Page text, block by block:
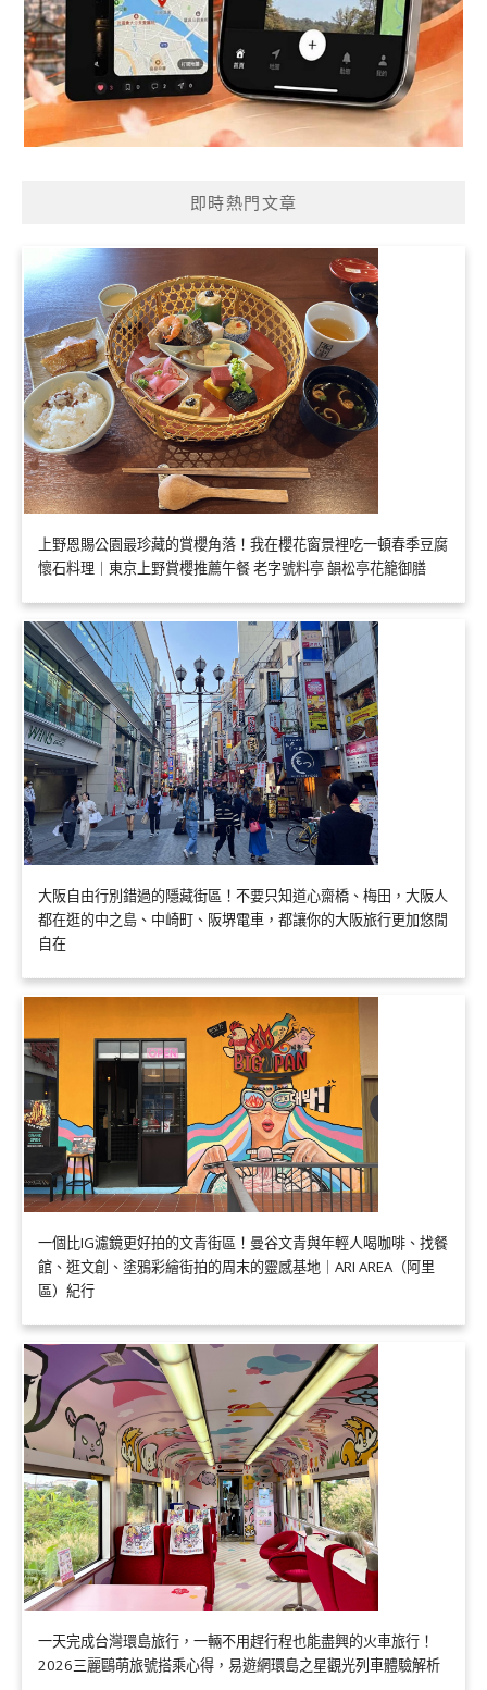
即時熱門文章
上野恩賜公園最珍藏的賞櫻角落！我在櫻花窗景裡吃一頓春季豆腐
懷石料理｜東京上野賞櫻推薦午餐 老字號料亭 韻松亭花籠御膳
大阪自由行別錯過的隱藏街區！不要只知道心齋橋、梅田，大阪人
都在逛的中之島、中崎町、阪堺電車，都讓你的大阪旅行更加悠閒
自在
一個比IG濾鏡更好拍的文青街區！曼谷文青與年輕人喝咖啡、找餐
館、逛文創、塗鴉彩繪街拍的周末的靈感基地｜ARI AREA（阿里
區）紀行
一天完成台灣環島旅行，一輛不用趕行程也能盡興的火車旅行！
2026三麗鷗萌旅號搭乘心得，易遊網環島之星觀光列車體驗解析